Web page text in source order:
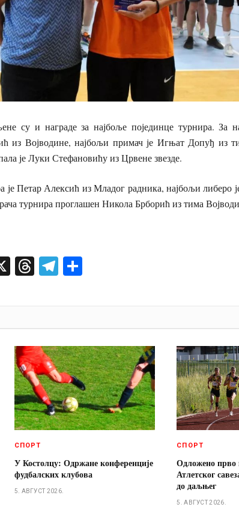
су и награде за најбоље појединце турнира. За
из Војводине, најбољи примач је Игњат Допуђ из
је Луки Стефановићу из Црвене звезде.
је Петар Алексић из Младог радника, најбољи либеро
турнира проглашен Никола Брборић из тима
X ThreadsTelegram
СПОРТ
У Костолцу: Одржане конференције
фудбалских клубова
5. АВГУСТ 2026.
СПОРТ
Одложено прво
Атлетског
до даљњег
5. АВГУСТ 2026.